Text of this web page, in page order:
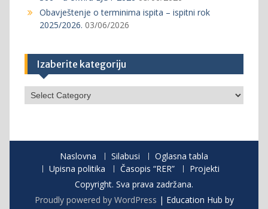
Obavještenje o terminima ispita – ispitni rok
2025/2026. 03/06/2026
Izaberite kategoriju
Izaberite
kategoriju
Naslovna Silabusi
Oglasna tabla
Upisna politika
Časopis “RER”
Projekti
Copyright. Sva prava zadržana.
Proudly powered by WordPress | Education Hub by